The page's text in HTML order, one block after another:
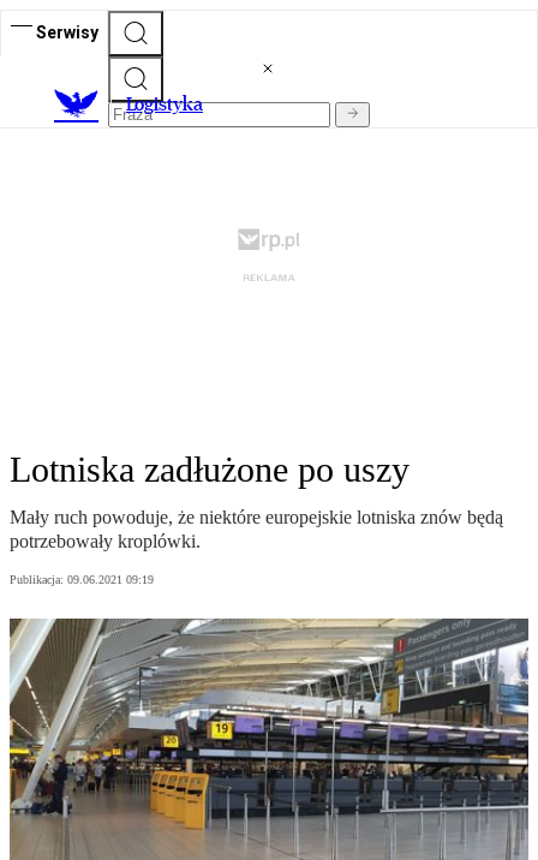
Serwisy
Logistyka
Lotniska zadłużone po uszy
Mały ruch powoduje, że niektóre europejskie lotniska znów będą
potrzebowały kroplówki.
Publikacja: 09.06.2021 09:19